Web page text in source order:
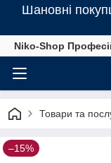
Шановні
Niko-Shop
Товари та
–15%